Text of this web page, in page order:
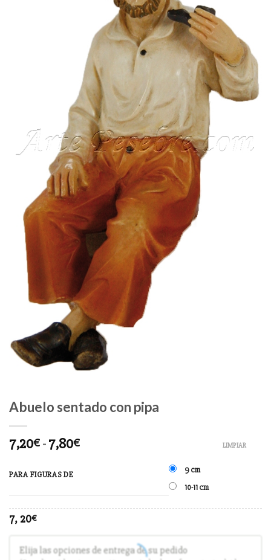
Abuelo sentado con pipa
7,20€ -7,80€
PARA FIGURAS DE
9 cm
10-11 cm
LIMPIAR
7, 20€
Elija las opciones de entrega de su pedido